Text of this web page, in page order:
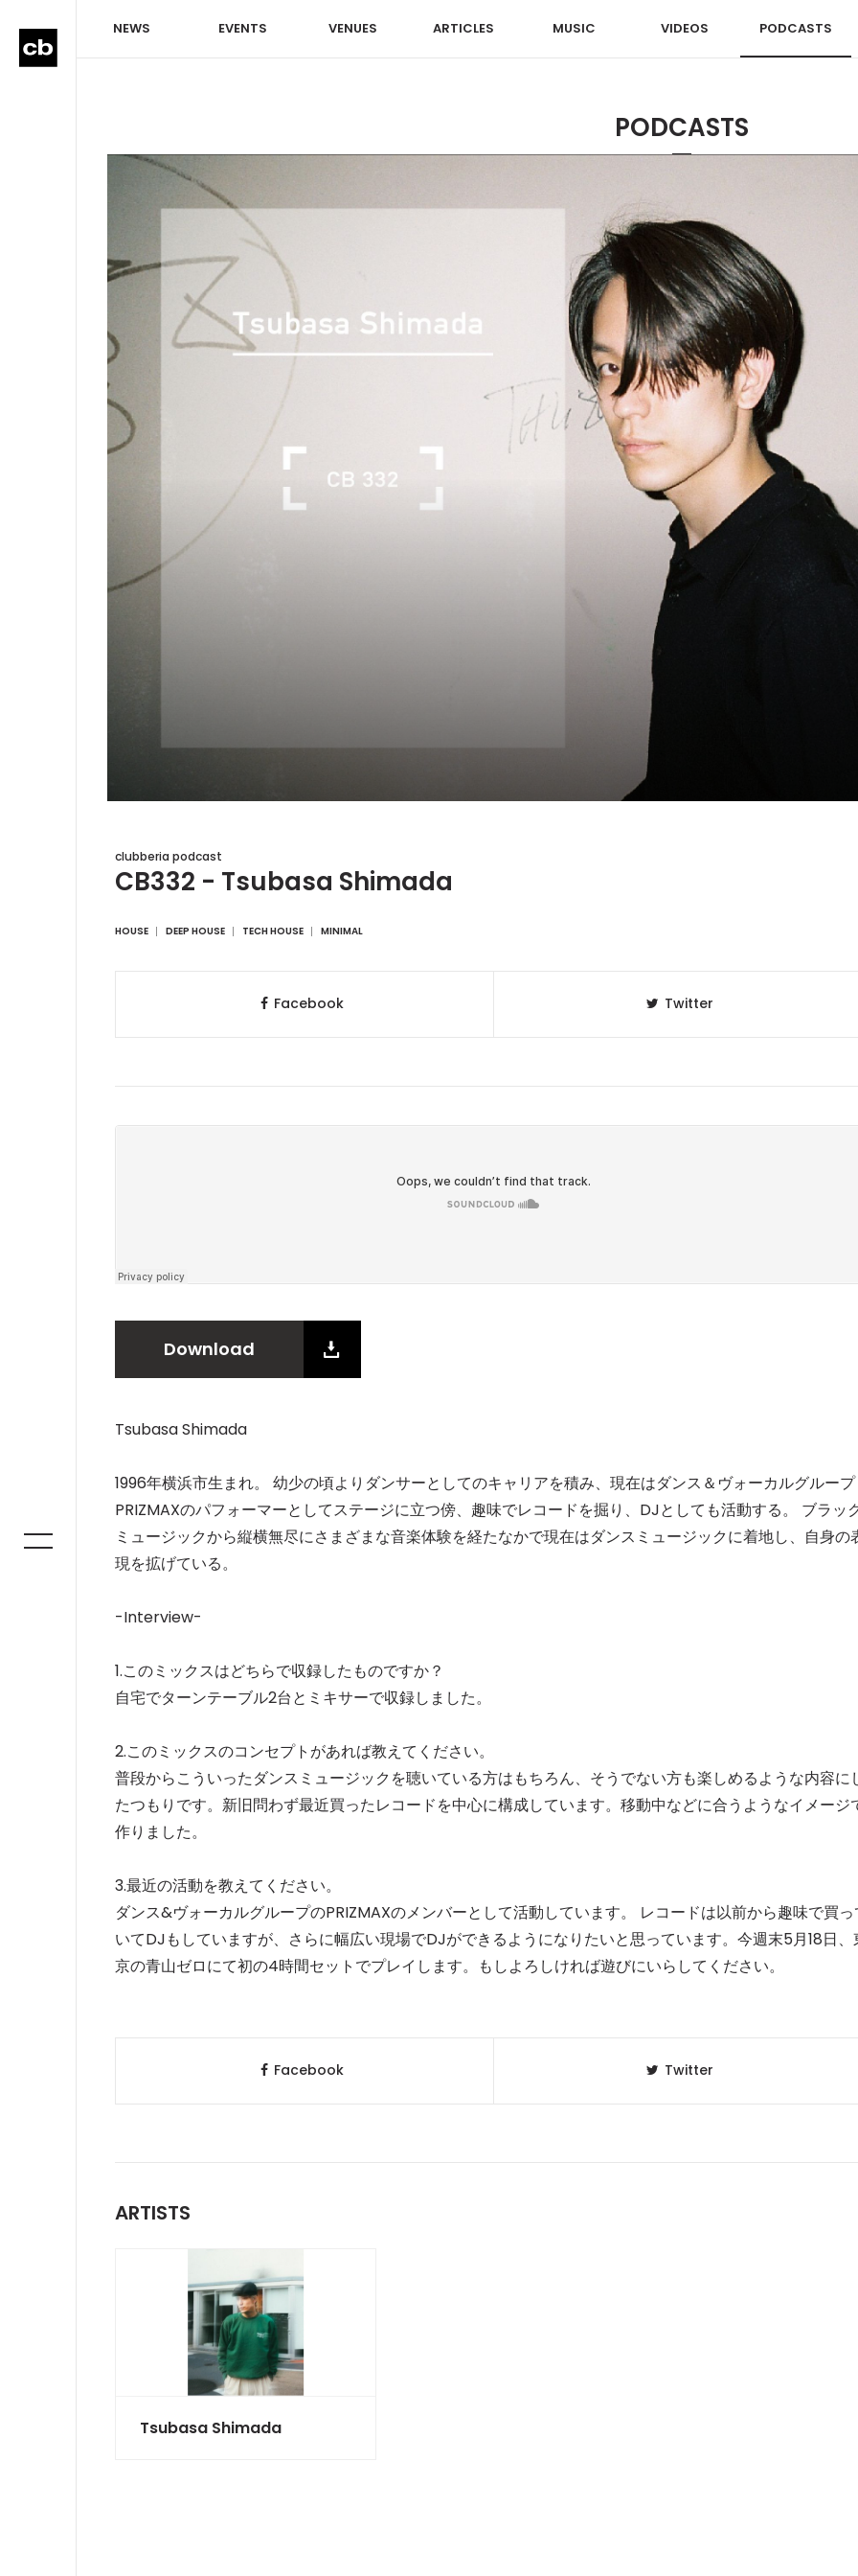
NEWS EVENTS VENUES ARTICLES MUSIC VIDEOS PODCASTS
PODCASTS
clubberia podcast
CB332 - Tsubasa Shimada
HOUSE DEEP HOUSE TECH HOUSE MINIMAL
Facebook Twitter
Download
Tsubasa Shimada
1996年横浜市生まれ。 幼少の頃よりダンサーとしてのキャリアを積み、現在はダンス＆ヴォーカルグループ
PRIZMAXのパフォーマーとしてステージに立つ傍、趣味でレコードを掘り、DJとしても活動する。 ブラッ
ミュージックから縦横無尽にさまざまな音楽体験を経たなかで現在はダンスミュージックに着地し、自身の
現を拡げている。
-Interview-
1.このミックスはどちらで収録したものですか？
自宅でターンテーブル2台とミキサーで収録しました。
2.このミックスのコンセプトがあれば教えてください。
普段からこういったダンスミュージックを聴いている方はもちろん、そうでない方も楽しめるような内容に
たつもりです。新旧問わず最近買ったレコードを中心に構成しています。移動中などに合うようなイメージ
作りました。
3.最近の活動を教えてください。
ダンス&ヴォーカルグループのPRIZMAXのメンバーとして活動しています。 レコードは以前から趣味で買
いてDJもしていますが、さらに幅広い現場でDJができるようになりたいと思っています。今週末5月18日、
京の青山ゼロにて初の4時間セットでプレイします。もしよろしければ遊びにいらしてください。
Facebook Twitter
ARTISTS
Tsubasa Shimada